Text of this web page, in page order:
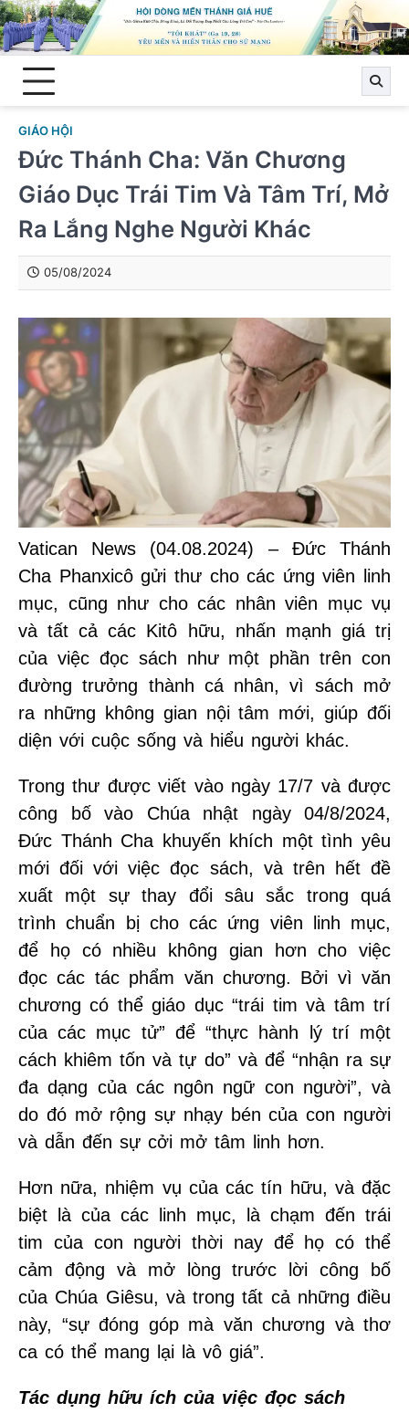
Skip
to
content
GIÁO HỘI
Đức Thánh Cha: Văn Chương
Giáo Dục Trái Tim Và Tâm Trí, Mở
Ra Lắng Nghe Người Khác
05/08/2024
Vatican News (04.08.2024) – Đức Thánh
Cha Phanxicô gửi thư cho các ứng viên linh
mục, cũng như cho các nhân viên mục vụ
và tất cả các Kitô hữu, nhấn mạnh giá trị
của việc đọc sách như một phần trên con
đường trưởng thành cá nhân, vì sách mở
ra những không gian nội tâm mới, giúp đối
diện với cuộc sống và hiểu người khác.
Trong thư được viết vào ngày 17/7 và được
công bố vào Chúa nhật ngày 04/8/2024,
Đức Thánh Cha khuyến khích một tình yêu
mới đối với việc đọc sách, và trên hết đề
xuất một sự thay đổi sâu sắc trong quá
trình chuẩn bị cho các ứng viên linh mục,
để họ có nhiều không gian hơn cho việc
đọc các tác phẩm văn chương. Bởi vì văn
chương có thể giáo dục “trái tim và tâm trí
của các mục tử” để “thực hành lý trí một
cách khiêm tốn và tự do” và để “nhận ra sự
đa dạng của các ngôn ngữ con người”, và
do đó mở rộng sự nhạy bén của con người
và dẫn đến sự cởi mở tâm linh hơn.
Hơn nữa, nhiệm vụ của các tín hữu, và đặc
biệt là của các linh mục, là chạm đến trái
tim của con người thời nay để họ có thể
cảm động và mở lòng trước lời công bố
của Chúa Giêsu, và trong tất cả những điều
này, “sự đóng góp mà văn chương và thơ
ca có thể mang lại là vô giá”.
Tác dụng hữu ích của việc đọc sách